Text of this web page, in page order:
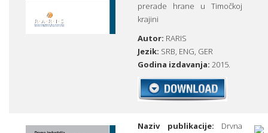
prerade hrane u Timočkoj
krajini
Autor: RARIS
Jezik: SRB, ENG, GER
Godina izdavanja: 2015.
Naziv publikacije: Drvna